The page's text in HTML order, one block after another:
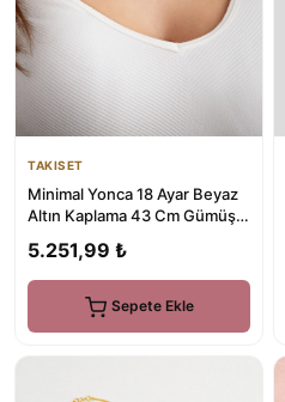
TAKISET
Minimal Yonca 18 Ayar Beyaz
Altın Kaplama 43 Cm Gümüş
5.251,99 ₺
Sepete Ekle